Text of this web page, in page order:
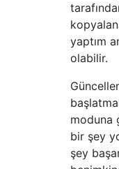
yaptım
olabilir.
moduna
bir şey
şey